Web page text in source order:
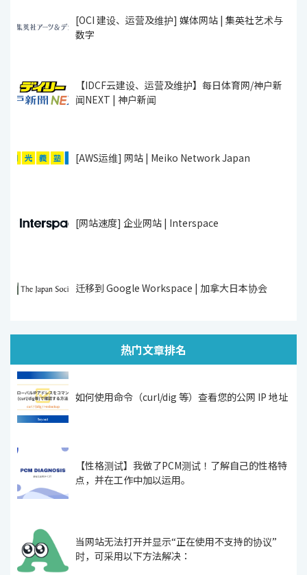
[OCI 建设、运营及维护] 媒体网站 | 集英社艺术与
数字
【IDCF云建设、运营及维护】每日体育网/神户新
闻NEXT | 神户新闻
[AWS运维] 网站 | Meiko Network Japan
[网站速度] 企业网站 | Interspace
迁移到 Google Workspace | 加拿大日本协会
热门文章排名
如何使用命令（curl/dig 等）查看您的公网 IP 地址
【性格测试】我做了PCM测试！了解自己的性格特
点，并在工作中加以运用。
当网站无法打开并显示“正在使用不支持的协议”
时，可采用以下方法解决：